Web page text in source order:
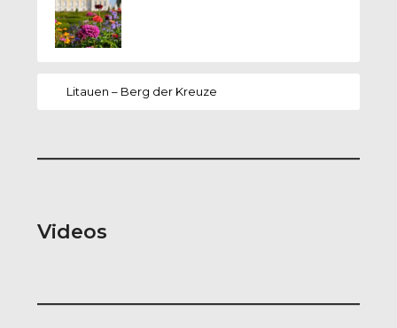
Litauen – Berg der Kreuze
Videos